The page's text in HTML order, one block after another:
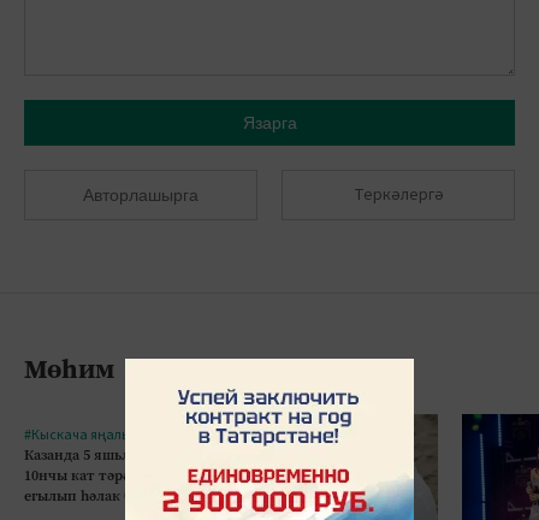
Язарга
Авторлашырга Теркәлергә
Мөһим
#Кыскача яңалыклар
Казанда 5 яшьлек бала
10нчы кат тәрәзәсеннән
егылып һәлак булган